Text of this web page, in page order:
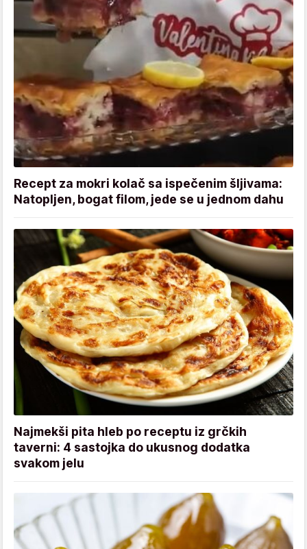
Recept za mokri kolač sa ispečenim šljivama:
Natopljen, bogat filom, jede se u jednom dahu
Najmekši pita hleb po receptu iz grčkih
taverni: 4 sastojka do ukusnog dodatka
svakom jelu